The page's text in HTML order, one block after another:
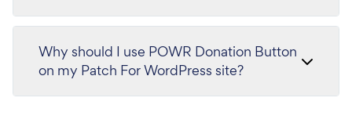
Why should I use POWR Donation Button
on my Patch For WordPress site?